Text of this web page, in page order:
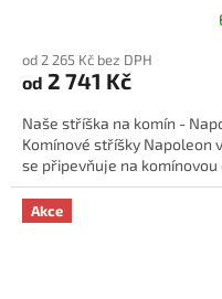
od 2 265 Kč bez DPH
od 2 741 Kč
Naše stříška na komín -
Komínové stříšky Napoleon
se připevňuje na
Akce